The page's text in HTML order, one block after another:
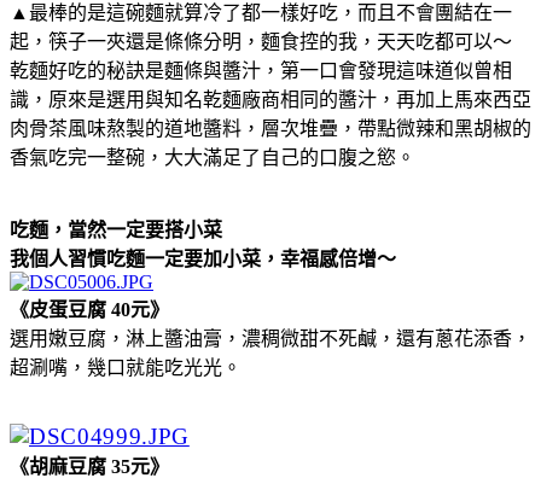
▲最棒的是這碗麵就算冷了都一樣好吃，而且不會團結在一
起，筷子一夾還是條條分明，麵食控的我，天天吃都可以～
乾麵好吃的秘訣是麵條與醬汁，第一口會發現這味道似曾相
識，原來是選用與知名乾麵廠商相同的醬汁，再加上馬來西亞
肉骨茶風味熬製的道地醬料，層次堆疊，帶點微辣和黑胡椒的
香氣吃完一整碗，大大滿足了自己的口腹之慾。
吃麵，當然一定要搭小菜
我個人習慣吃麵一定要加小菜，幸福感倍增～
《皮蛋豆腐 40元》
選用嫩豆腐，淋上醬油膏，濃稠微甜不死鹹，還有蔥花添香，
超涮嘴，幾口就能吃光光。
《胡麻豆腐 35元》